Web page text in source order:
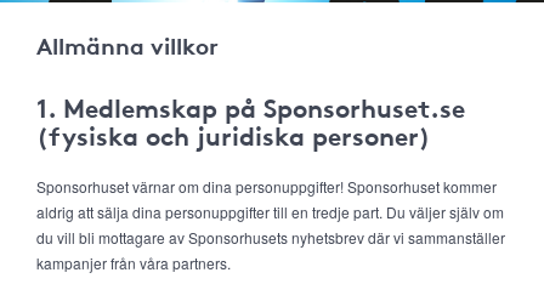
Allmänna villkor
1. Medlemskap på Sponsorhuset.se
(fysiska och juridiska personer)
Sponsorhuset värnar om dina personuppgifter! Sponsorhuset kommer
aldrig att sälja dina personuppgifter till en tredje part. Du väljer själv om
du vill bli mottagare av Sponsorhusets nyhetsbrev där vi sammanställer
kampanjer från våra partners.